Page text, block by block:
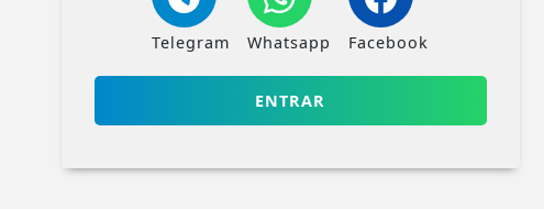
Telegram Whatsapp Facebook
ENTRAR